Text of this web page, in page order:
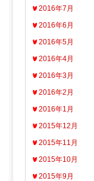
2016年7月
2016年6月
2016年5月
2016年4月
2016年3月
2016年2月
2016年1月
2015年12月
2015年11月
2015年10月
2015年9月